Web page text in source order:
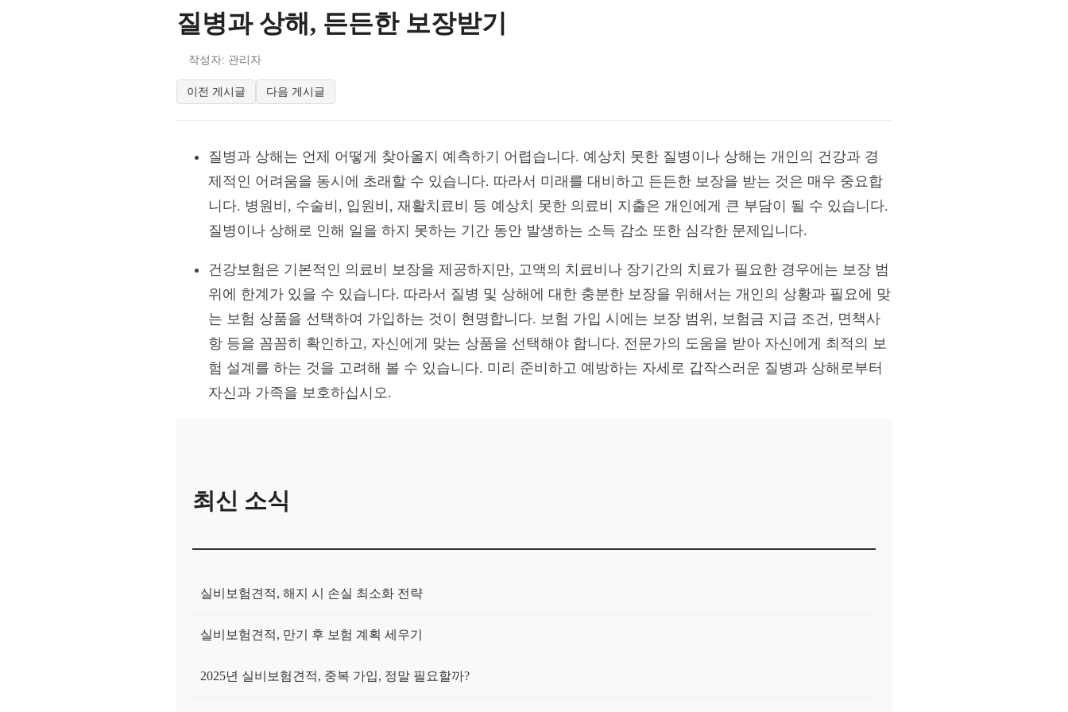
질병과 상해, 든든한 보장받기
작성자: 관리자
이전 게시글 다음 게시글
질병과 상해는 언제 어떻게 찾아올지 예측하기 어렵습니다. 예상치 못한 질병이나 상해는 개인의 건강과 경
제적인 어려움을 동시에 초래할 수 있습니다. 따라서 미래를 대비하고 든든한 보장을 받는 것은 매우 중요합
니다. 병원비, 수술비, 입원비, 재활치료비 등 예상치 못한 의료비 지출은 개인에게 큰 부담이 될 수 있습니다.
질병이나 상해로 인해 일을 하지 못하는 기간 동안 발생하는 소득 감소 또한 심각한 문제입니다.
건강보험은 기본적인 의료비 보장을 제공하지만, 고액의 치료비나 장기간의 치료가 필요한 경우에는 보장 범
위에 한계가 있을 수 있습니다. 따라서 질병 및 상해에 대한 충분한 보장을 위해서는 개인의 상황과 필요에 맞
는 보험 상품을 선택하여 가입하는 것이 현명합니다. 보험 가입 시에는 보장 범위, 보험금 지급 조건, 면책사
항 등을 꼼꼼히 확인하고, 자신에게 맞는 상품을 선택해야 합니다. 전문가의 도움을 받아 자신에게 최적의 보
험 설계를 하는 것을 고려해 볼 수 있습니다. 미리 준비하고 예방하는 자세로 갑작스러운 질병과 상해로부터
자신과 가족을 보호하십시오.
최신 소식
실비보험견적, 해지 시 손실 최소화 전략
실비보험견적, 만기 후 보험 계획 세우기
2025년 실비보험견적, 중복 가입, 정말 필요할까?